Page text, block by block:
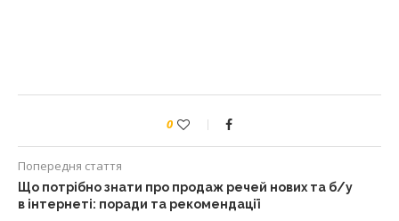
0
Попередня стаття
Що потрібно знати про продаж речей нових та б/у
в інтернеті: поради та рекомендації